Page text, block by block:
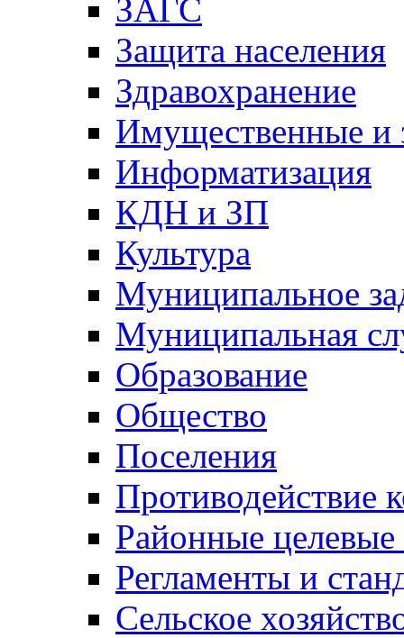
ЗАГС
Защита населения
Здравохранение
Имущественные и
Информатизация
КДН и ЗП
Культура
Муниципальное
Муниципальная
Образование
Общество
Поселения
Противодействие
Районные
Регламенты и
Сельское